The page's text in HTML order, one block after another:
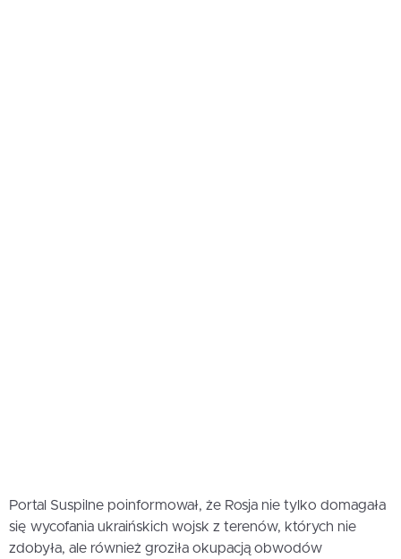
Portal Suspilne poinformował, że Rosja nie tylko domagała
się wycofania ukraińskich wojsk z terenów, których nie
zdobyła, ale również groziła okupacją obwodów